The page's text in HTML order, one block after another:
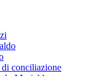
di conciliazione